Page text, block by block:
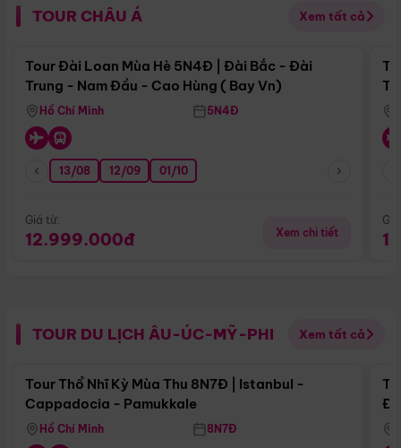
TOUR CHÂU Á Xem tất cả
Điểm nổi bật
Tour Đài Loan Mùa Hè 5N4Đ | Đài Bắc - Đài
Trung - Nam Đầu - Cao Hùng ( Bay Vn)
Hồ Chí Minh 5N4Đ
13/08 12/09 01/10
Giá từ:
12.999.000đ Xem chi tiết
TOUR DU LỊCH ÂU-ÚC-MỸ-PHI Xem tất cả
Điểm nổi bật
Tour Thổ Nhĩ Kỳ Mùa Thu 8N7Đ | Istanbul -
Cappadocia - Pamukkale
Hồ Chí Minh 8N7Đ